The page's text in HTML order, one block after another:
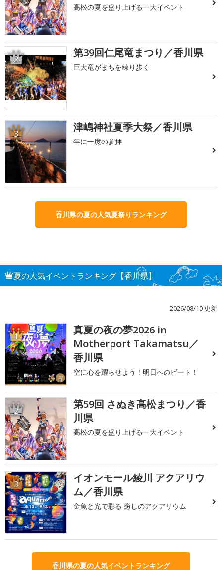
高松の夏を盛り上げる一大イベント
2 第39回仁尾竜まつり／香川県
巨大竜がまちを練り歩く
3 津嶋神社夏季大祭／香川県
年に一度の参拝
香川県の夏の人気夏祭りランキング
夏の人気イベントランキング【香川県】
2026/08/10 更新
1
真夏の夜の夢2026 in
Motherport Takamatsu／
香川県
空に心を躍らせよう！明日へのビート！
2
第59回 さぬき高松まつり／香
川県
高松の夏を盛り上げる一大イベント
3
イオンモール綾川 アクアリウ
ム／香川県
金魚と光で彩る 癒しのアクアリウム
香川県の夏の人気イベントランキング